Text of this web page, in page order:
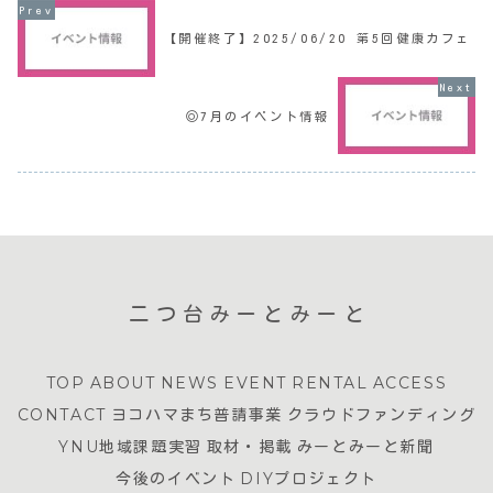
【開催終了】2025/06/20 第5回健康カフェ
◎7月のイベント情報
二つ台みーとみーと
TOP ABOUT NEWS EVENT RENTAL ACCESS
CONTACT ヨコハマまち普請事業 クラウドファンディング
YNU地域課題実習 取材・掲載 みーとみーと新聞
今後のイベント DIYプロジェクト